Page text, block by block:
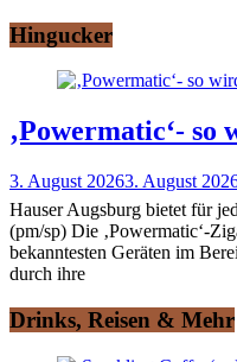
Hingucker
‚Powermatic‘- so
3. August 20263. August
Hauser Augsburg bietet für
(pm/sp) Die ‚Powermatic‘-
bekanntesten Geräten im
durch ihre
Drinks, Reisen & Mehr